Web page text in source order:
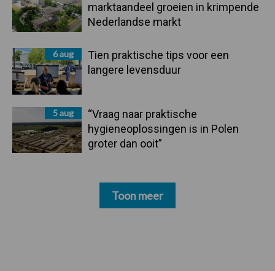
marktaandeel groeien in krimpende
Nederlandse markt
6 aug
Tien praktische tips voor een
langere levensduur
5 aug
“Vraag naar praktische
hygieneoplossingen is in Polen
groter dan ooit”
Toon meer